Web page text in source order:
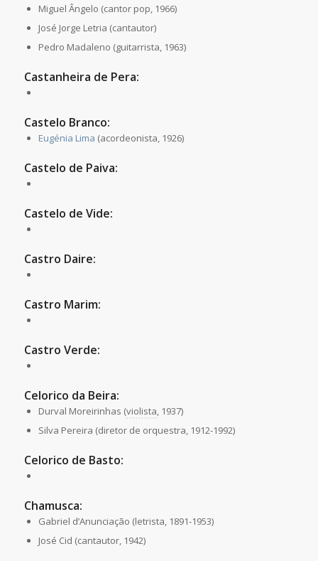
Miguel Ângelo (cantor pop, 1966)
José Jorge Letria (cantautor)
Pedro Madaleno (guitarrista, 1963)
Castanheira de Pera:
Castelo Branco:
Eugénia Lima (acordeonista, 1926)
Castelo de Paiva:
Castelo de Vide:
Castro Daire:
Castro Marim:
Castro Verde:
Celorico da Beira:
Durval Moreirinhas (violista, 1937)
Silva Pereira (diretor de orquestra, 1912-1992)
Celorico de Basto:
Chamusca:
Gabriel d’Anunciação (letrista, 1891-1953)
José Cid (cantautor, 1942)